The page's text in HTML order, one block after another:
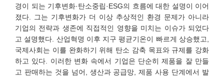
경이 되는 기후변화·탄소중립·ESG의 흐름에 대한 설명이 이어
졌다. 그는 기후변화가 더 이상 추상적인 환경 문제가 아니라
기업의 전략과 생존에 직접적인 영향을 미치는 이슈가 되었다
고 설명했다. 산업혁명 이후 지구 평균기온이 빠르게 상승했고,
국제사회는 이를 완화하기 위해 탄소 감축 목표와 규제를 강화
하고 있다. 이러한 변화 속에서 기업은 단순히 제품을 잘 만들
고 판매하는 것을 넘어, 생산과 공급망, 제품 사용 단계에서 발